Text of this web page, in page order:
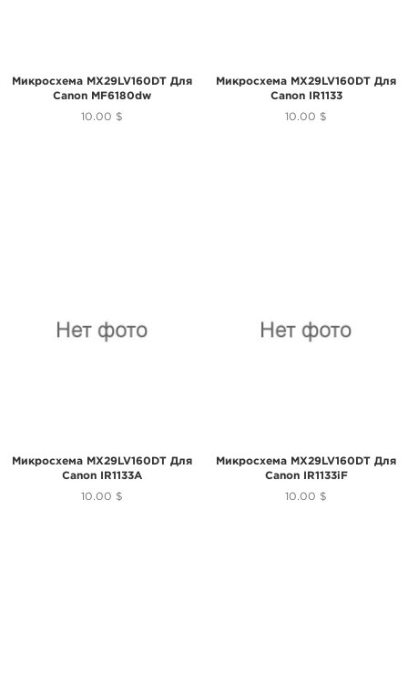
Микросхема MX29LV160DT Для
Canon MF6180dw
10.00 $
Микросхема MX29LV160DT Для
Canon IR1133
10.00 $
Микросхема MX29LV160DT Для
Canon IR1133A
10.00 $
Микросхема MX29LV160DT Для
Canon IR1133iF
10.00 $